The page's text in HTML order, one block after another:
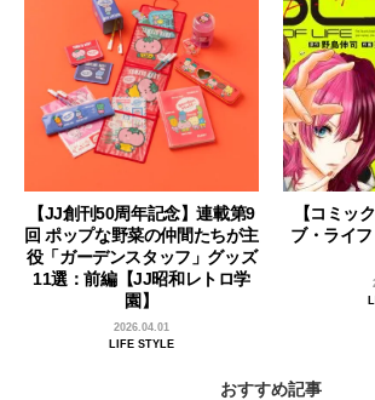
【JJ創刊50周年記念】連載第9
回 ポップな野菜の仲間たちが主
役「ガーデンスタッフ」グッズ
11選：前編【JJ昭和レトロ学
園】
2026.04.01
LIFE STYLE
【コミッ
ブ・ライ
おすすめ記事